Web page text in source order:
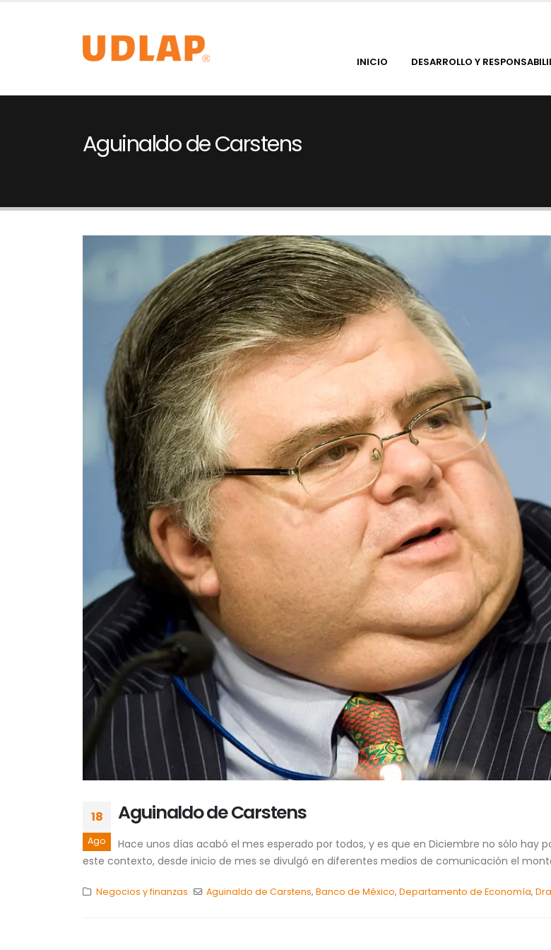
INICIO DESARROLLO Y
Aguinaldo de Carstens
18
Ago
Aguinaldo de Carstens
Hace unos días acabó el mes esperado por todos, y es que en Diciembre no sólo hay
este contexto, desde inicio de mes se divulgó en diferentes medios de comunicación el
Negocios y finanzas Aguinaldo de Carstens,Banco de México,Departamento de Economía,